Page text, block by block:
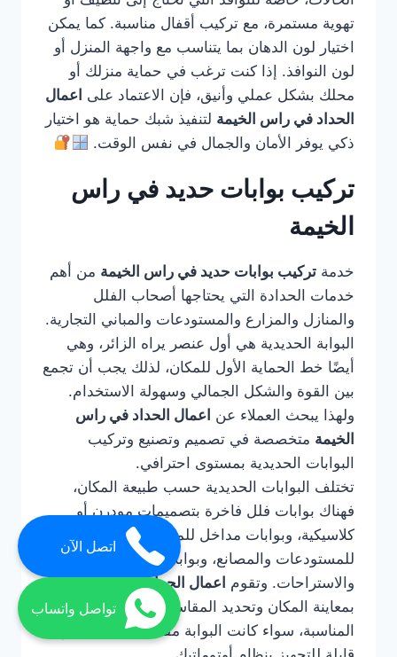
تهوية مستمرة، مع تركيب أقفال مناسبة. كما يمكن
اختيار لون الدهان بما يتناسب مع واجهة المنزل أو
لون النوافذ. إذا كنت ترغب في حماية منزلك أو
محلك بشكل عملي وأنيق، فإن الاعتماد على اعمال
الحداد في راس الخيمة لتنفيذ شبك حماية هو اختيار
ذكي يوفر الأمان والجمال في نفس الوقت.
تركيب بوابات حديد في راس
الخيمة
خدمة تركيب بوابات حديد في راس الخيمة من أهم
خدمات الحدادة التي يحتاجها أصحاب الفلل
والمنازل والمزارع والمستودعات والمباني التجارية.
البوابة الحديدية هي أول عنصر يراه الزائر، وهي
أيضًا خط الحماية الأول للمكان، لذلك يجب أن تجمع
بين القوة والشكل الجمالي وسهولة الاستخدام.
ولهذا يبحث العملاء عن اعمال الحداد في راس
الخيمة متخصصة في تصميم وتصنيع وتركيب
البوابات الحديدية بمستوى احترافي.
تختلف البوابات الحديدية حسب طبيعة المكان،
فهناك بوابات فلل فاخرة بتصميمات مودرن أو
كلاسيكية، وبوابات مداخل للمباني، وبوابات
للمستودعات والمصانع، وبوابات للمزارع
والاستراحات. وتقوم اعمال الحداد في راس الخيمة
بمعاينة المكان وتحديد المقاسات وطريقة الفتح
المناسبة، سواء كانت البوابة مفصلية، سحاب، أو
اتصل الآن
تواصل واتساب